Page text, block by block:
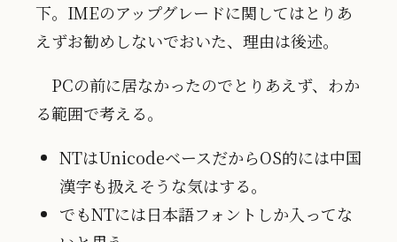
下。IMEのアップグレードに関してはとりあ
えずお勧めしないでおいた、理由は後述。
PCの前に居なかったのでとりあえず、わか
る範囲で考える。
NTはUnicodeベースだからOS的には中国
漢字も扱えそうな気はする。
でもNTには日本語フォントしか入ってな